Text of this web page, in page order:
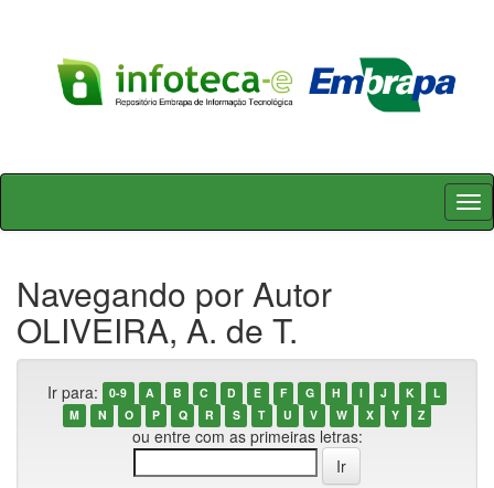
Skip
Navegando por Autor
OLIVEIRA, A. de T.
Ir para: 0-9 A B C D E F G H I J K
L
M
N O P Q R S T U V W X Y Z
ou entre com as primeiras letras: